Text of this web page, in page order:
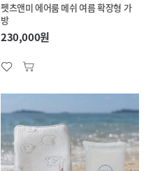
펫츠앤미 에어룸 메쉬 여름 확장형 가
방
230,000원